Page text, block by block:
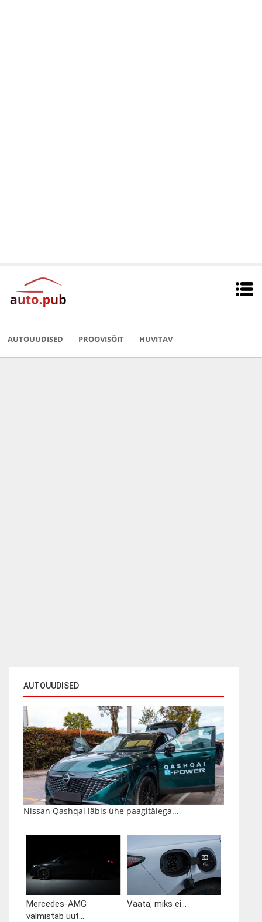
AUTOUUDISED PROOVISÕIT HUVITAV
AUTOUUDISED
Nissan Qashqai läbis ühe paagitäiega...
Mercedes-AMG
valmistab uut...
Vaata, miks ei...